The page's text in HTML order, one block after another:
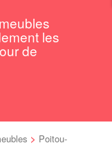
les
de
> Poitou-